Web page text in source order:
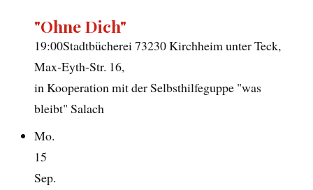
"Ohne Dich"
19:00Stadtbücherei 73230 Kirchheim unter Teck,
Max-Eyth-Str. 16,
in Kooperation mit der Selbsthilfeguppe "was
bleibt" Salach
Mo.
15
Sep.